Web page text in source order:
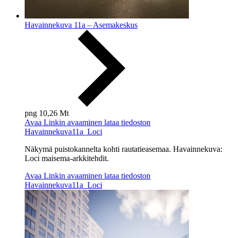
Havainnekuva 11a – Asemakeskus
png 10,26 Mt
Avaa Linkin avaaminen lataa tiedoston
Havainnekuva11a_Loci
Näkymä puistokannelta kohti rautatieasemaa. Havainnekuva:
Loci maisema-arkkitehdit.
Avaa Linkin avaaminen lataa tiedoston
Havainnekuva11a_Loci